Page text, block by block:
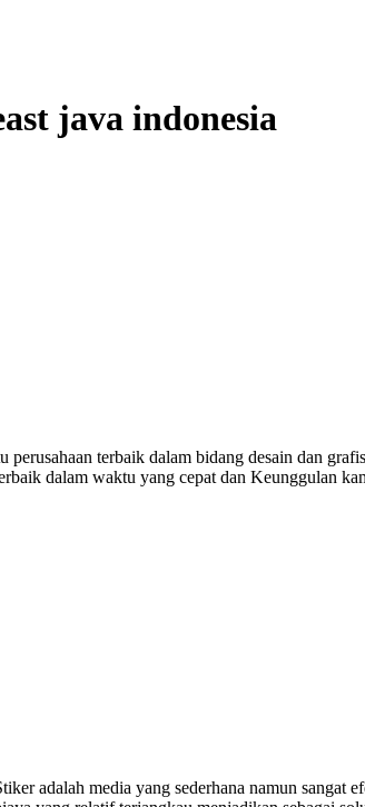
java indonesia
terbaik dalam bidang desain dan
dalam waktu yang cepat dan Keunggulan
adalah media yang sederhana namun sangat